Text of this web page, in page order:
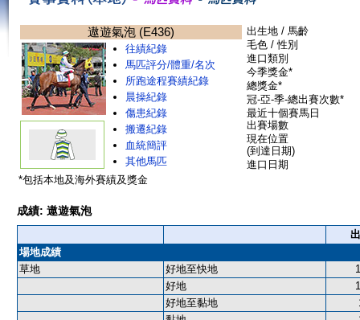
遨遊氣泡 (E436)
往績紀錄
馬匹評分/體重/名次
所跑途程賽績紀錄
晨操紀錄
傷患紀錄
搬遷紀錄
血統簡評
其他馬匹
出生地 / 馬齡
毛色 / 性別
進口類別
今季獎金*
總獎金*
冠-亞-季-總出賽次數*
最近十個賽馬日
出賽場數
現在位置
(到達日期)
進口日期
*包括本地及海外賽績及獎金
成績: 遨遊氣泡
場地成績
草地
好地至快地
好地
好地至黏地